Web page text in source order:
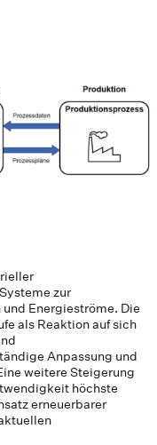
zur
Energieströme. Die
als Reaktion auf sich
Anpassung und
weitere Steigerung
höchste
erneuerbarer